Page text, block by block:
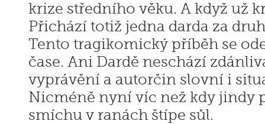
krize středního věku. A když už
Přichází totiž jedna darda za
Tento tragikomický příběh se
čase. Ani Dardě neschází
vyprávění a autorčin slovní i
Nicméně nyní víc než kdy jindy
smíchu v ranách štípe sůl.